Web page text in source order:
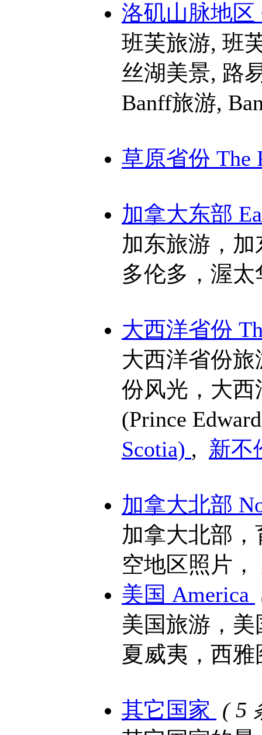
洛矶山脉地区
班芙旅游, 班
丝湖美景, 路
Banff旅游,
草原省份 The
加拿大东部
加东旅游，
多伦多，渥太
大西洋省份
大西洋省份
份风光，大
(Prince
Scotia) , 新不
加拿大北部
加拿大北部
空地区照片
美国 America
美国旅游，
夏威夷，西
其它国家 ( 5